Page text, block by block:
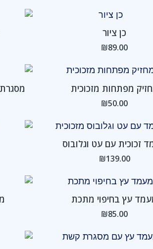
כן ציור
₪89.00
מפתחות מזכוכית
₪50.00
זכוכית עם עט וגלובוס
₪139.00
עץ בחיפוי מתכת
₪85.00